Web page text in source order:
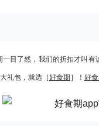
目了然， 我们的折扣才叫有
大礼包，就选［好食期 ］！ 好